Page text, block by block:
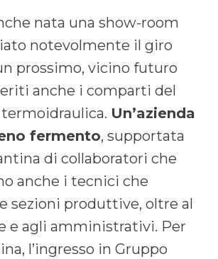
nata una show-room
notevolmente il giro
prossimo, vicino futuro
anche i comparti del
Un’azienda
fermento, supportata
di collaboratori che
anche i tecnici che
sezioni produttive, oltre al
e agli amministrativi. Per
l’ingresso in Gruppo